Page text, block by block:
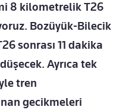
8 kilometrelik T26
Bozüyük-Bilecik
sonrası 11 dakika
Ayrıca tek
tren
gecikmeleri